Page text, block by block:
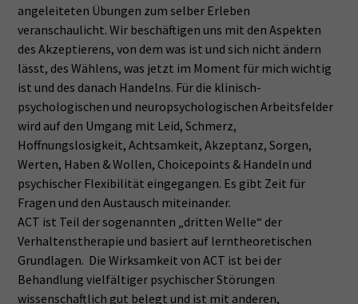
angeleiteten Übungen zum selber Erleben
veranschaulicht. Wir beschäftigen uns mit den Aspekten
des Akzeptierens, von dem was ist und sich nicht ändern
lässt, des Wählens, was jetzt im Moment für mich wichtig
ist und des danach Handelns. Für die klinisch-
psychologischen und neuropsychologischen Arbeitsfelder
wird auf den Umgang mit Leid, Schmerz,
Hoffnungslosigkeit, Achtsamkeit, Akzeptanz, Sorgen,
Werten, Haben & Wollen, Choicepoints & Handeln und
psychischer Flexibilität eingegangen. Es gibt Zeit für
Fragen und den Austausch miteinander.
ACT ist Teil der sogenannten „dritten Welle“ der
Verhaltenstherapie und basiert auf lerntheoretischen
Grundlagen. Die Wirksamkeit von ACT ist bei der
Behandlung vielfältiger psychischer Störungen
wissenschaftlich gut belegt und ist mit anderen,